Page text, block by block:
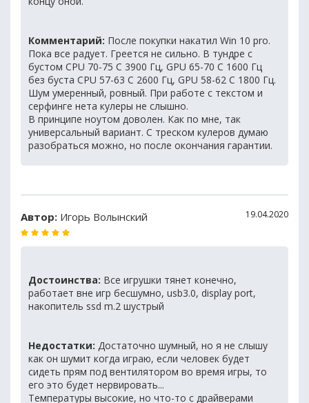
Комментарий: После покупки накатил Win 10 pro.
Пока все радует. Греется не сильно. В тундре с
бустом CPU 70-75 C 3900 Гц, GPU 65-70 C 1600 Гц
без буста CPU 57-63 C 2600 Гц, GPU 58-62 C 1800 Гц.
Шум умеренный, ровный. При работе с текстом и
серфинге нета кулеры не слышно.
В принципе ноутом доволен. Как по мне, так
универсальный вариант. С треском кулеров думаю
разобраться можно, но после окончания гарантии.
Автор: Игорь Волынский 19.04.2020
Достоинства: Все игрушки тянет конечно,
работает вне игр бесшумно, usb3.0, display port,
накопитель ssd m.2 шустрый
Недостатки: Достаточно шумный, но я не слышу
как он шумит когда играю, если человек будет
сидеть прям под вентилятором во время игры, то
его это будет нервировать...
Температуры высокие, но что-то с драйверами